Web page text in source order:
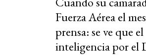
Fuerza Aérea el
prensa: se ve que
inteligencia por el